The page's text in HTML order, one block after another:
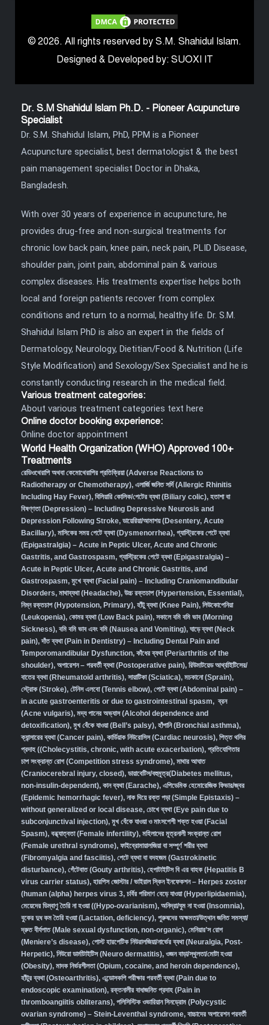
© 2026. All rights reserved by S.M. Shahidul Islam.
Designed & Developed by: SUOXI IT
Dr. S.M Shahidul Islam Ph.D. - Pioneer Acupuncture
Specialist
Dr. S.M. Shahidul Islam, PhD, PPM is a Pioneer
Acupuncture specialist, best dermatologist & the best
pain management specialist Doctor in Dhaka,
Bangladesh.
With over 30 years of experience in acupuncture, he
provides drug-free and non-surgical treatments for
chronic low back pain, knee pain, neck pain, PLID Disease,
shoulder pain, joint pain, abdominal pain & various
complex diseases. His treatments expertise helps both
local and foreign patients recover from complex
conditions and return to a normal, healthy life. Dr. S.M.
Shahidul Islam PhD is also an expert in the fields of
Dermatology, Neurology, Dietitian/Food & Nutrition (Life
Style Modification) and Sexology/Sex Specialist and he is
constantly conducting research in the medical field.
Various treatment categories:
About various treatment categories text here
Online doctor booking experience:
Online doctor appointment
World Health Organization (WHO) Approved 100+
Treatments
রেডিওথেরাপি অথবা কেমোথেরাপির প্রতিক্রিয়া (Adverse Reactions to
Radiotherapy or Chemotherapy), এলার্জি জনিত সর্দি (Allergic Rhinitis
Including Hay Fever), বিলিয়ারি কোলিক/পেটের ব্যথা (Biliary colic), হতাশা বা
বিষণ্ণতা (Depression) – Including Depressive Neurosis and
Depression Following Stroke, ডায়েরিয়া/আমাশয় (Desentery, Acute
Bacillary), মাসিকের সময় পেটে ব্যথা (Dysmenorrhea), গ্যাস্ট্রিকের পেটে ব্যথা
(Epigastralgia) – Acute in Peptic Ulcer, Acute and Chronic
Gastritis, and Gastrospasm, গ্যাস্ট্রিকের পেটে ব্যথা (Epigastralgia) –
Acute in Peptic Ulcer, Acute and Chronic Gastritis, and
Gastrospasm, মুখে ব্যথা (Facial pain) – Including Craniomandibular
Disorders, মাথাব্যথা (Headache), উচ্চ রক্তচাপ (Hypertension, Essential),
নিম্ন রক্তচাপ (Hypotension, Primary), হাঁটু ব্যথা (Knee Pain), লিউকোপেনিয়া
(Leukopenia), কোমর ব্যথা (Low Back pain), সকালে বমি বমি ভাব (Morning
Sickness), বমি বমি ভাব এবং বমি (Nausea and Vomiting), ঘাড়ে ব্যথা (Neck
pain),দাঁত ব্যথা (Pain in Dentistry) – Including Dental Pain and
Temporomandibular Dysfunction, কাঁধের ব্যথা (Periarthritis of the
shoulder), অপারেশন – পরবর্তী ব্যথা (Postoperative pain), রিউমাটয়েড আর্থ্রাইটিসের/
বাতের ব্যথা (Rheumatoid arthritis), সায়াটিকা (Sciatica), মচকানো (Sprain),
স্ট্রোক (Stroke), টেনিস এলবো (Tennis elbow), পেটে ব্যথা (Abdominal pain) –
in acute gastroenteritis or due to gastrointestinal spasm, ব্রন
(Acne vulgaris), মদ্য পানের অভ্যাস (Alcohol dependence and
detoxification), মুখ বেঁকে যাওয়া (Bell’s palsy), হাঁপানি (Bronchial asthma),
ক্যান্সারের ব্যথা (Cancer pain), কার্ডিয়াক নিউরোসিস (Cardiac neurosis), পিত্ত থলির
প্রদাহ ((Cholecystitis, chronic, with acute exacerbation), প্রতিযোগিতার
চাপ সংক্রান্ত রোগ (Competition stress syndrome), মাথার আঘাত
(Craniocerebral injury, closed), ডায়াবেটিস/বহুমূত্র(Diabetes mellitus,
non-insulin-dependent), কান ব্যথা (Earache), এপিডেমিক হেমোরেজিক ফিভার/জ্বর
(Epidemic hemorrhagic fever), নাক দিয়ে রক্ত পড়া (Simple Epistaxis) –
without generalized or local disease, চোখে ব্যথা (Eye pain due to
subconjunctival injection), মুখ বেঁকে যাওয়া ও মাংসপেশী শক্ত হওয়া (Facial
Spasm), বন্ধ্যাত্বতা (Female infertility), মহিলাদের মূত্রনালী সংক্রান্ত রোগ
(Female urethral syndrome), ফাইব্রোমায়ালজিয়া বা সম্পূর্ণ শরীর ব্যথা
(Fibromyalgia and fasciitis), পেটে ব্যথা বা বদহজম (Gastrokinetic
disturbance), গেঁটেবাত (Gouty arthritis), হেপাটাইটিস বি এর বাহক (Hepatitis B
virus carrier status), হারপিস জোস্টার / ভাইরাল স্কিন ইনফেকশন – Herpes zoster
(human (alpha) herpes virus 3, চর্বির পরিমাণ বেড়ে যাওয়া (Hyperlipidaemia),
মেয়েদের ডিম্বাণু তৈরি না হওয়া ((Hypo-ovarianism), অনিদ্রা/ঘুম না হওয়া (Insomnia),
বুকের দুধ কম তৈরি হওয়া (Lactation, deficiency), পুরুষদের অক্ষমতা/উত্থান জনিত সমস্যা/
দ্রুত বীর্যপাত (Male sexual dysfunction, non-organic), মেনিয়ার’স রোগ
(Meniere’s disease), পোস্ট হারপেটিক নিউরালজিয়া/নার্ভের ব্যথা (Neuralgia, Post-
Herpetic), নিউরো ডার্মাটাইটিস (Neuro dermatitis), ওজন বাড়া/স্থূলতা/মোটা হওয়া
(Obesity), মাদক নির্ভরশীলতা (Opium, cocaine, and heroin dependence),
হাঁটুর ব্যথা (Osteoarthritis), এন্ডোসকপি পরীক্ষার পরবর্তী ব্যথা (Pain due to
endoscopic examination), রক্তনালীর বাধাজনিত প্রদাহ (Pain in
thromboangiitis obliterans), পলিসিস্টিক ওভারিয়ান সিনড্রোম (Polycystic
ovarian syndrome) – Stein-Leventhal syndrome, বাচ্চাদের অপারেশন পরবর্তী